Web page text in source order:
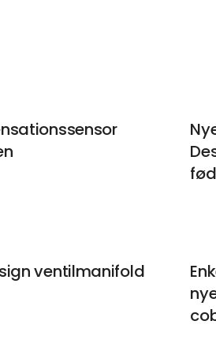
ventilmanifold